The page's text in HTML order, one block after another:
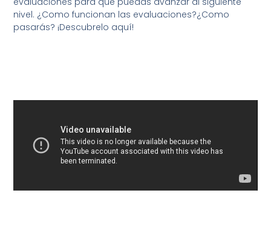
nivel. ¿Como funcionan las evaluaciones?¿Como
pasarás? ¡Descubrelo aquí!